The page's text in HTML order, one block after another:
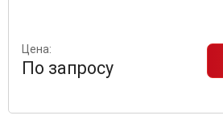
Цена:
По запросу